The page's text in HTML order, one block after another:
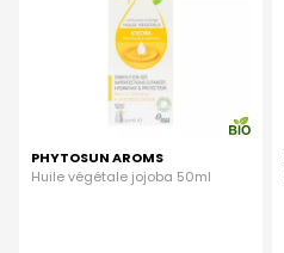
PHYTOSUN AROMS
Huile végétale jojoba 50ml